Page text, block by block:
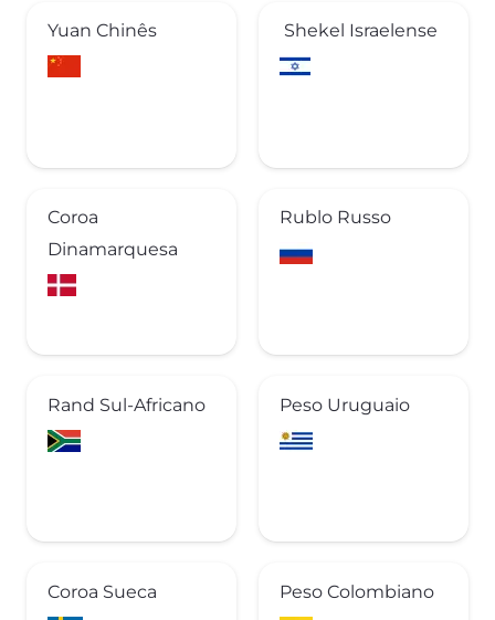
Yuan Chinês Shekel Israelense
Coroa
Dinamarquesa
Rublo Russo
Rand Sul-Africano Peso Uruguaio
Coroa Sueca Peso Colombiano